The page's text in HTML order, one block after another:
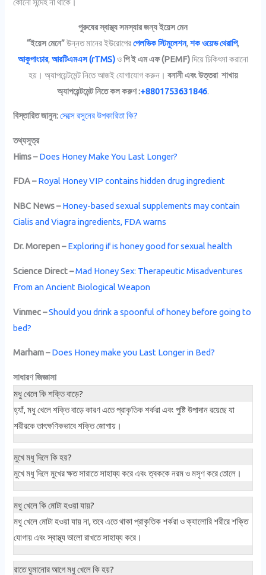
কোনো সন্দেহ না থাকে।
পুরুষের স্বাস্থ্য সমস্যার জন্য ইয়েস মেন
“ইয়েস মেনে”উন্নত মানের ইউরোপেরপেলভিক স্টিমুলেশন, শক ওয়েভ থেরাপি,
আকুপাংচার, আরটিএমএস (rTMS)ওপি ই এম এফ (PEMF)দিয়ে চিকিৎসা করানো
হয়। অ্যাপয়েন্টমেন্ট নিতে আজই যোগাযোগ করুন। বনানী এবং উত্তরা শাখায়
অ্যাপয়েন্টমেন্ট নিতে কল করুণ :+8801753631846.
বিস্তারিত জানুন:সেক্সে রসুনের উপকারিতা কি?
তথ্যসূত্র
Hims – Does Honey Make You Last Longer?
FDA – Royal Honey VIP contains hidden drug ingredient
NBC News –Honey-based sexual supplements may contain
Cialis and Viagra ingredients, FDA warns
Dr. Morepen – Exploring if is honey good for sexual health
Science Direct –Mad Honey Sex: Therapeutic Misadventures
From an Ancient Biological Weapon
Vinmec –Should you drink a spoonful of honey before going to
bed?
Marham –Does Honey make you Last Longer in Bed?
সাধারণ জিজ্ঞাসা
মধু খেলে কি শক্তি বাড়ে?
হ্যাঁ, মধু খেলে শক্তি বাড়ে কারণ এতে প্রাকৃতিক শর্করা এবং পুষ্টি উপাদান রয়েছে যা
শরীরকে তাৎক্ষণিকভাবে শক্তি জোগায়।
মুখে মধু দিলে কি হয়?
মুখে মধু দিলে মুখের ক্ষত সারাতে সাহায্য করে এবং ত্বককে নরম ও মসৃণ করে তোলে।
মধু খেলে কি মোটা হওয়া যায়?
মধু খেলে মোটা হওয়া যায় না, তবে এতে থাকা প্রাকৃতিক শর্করা ও ক্যালোরি শরীরে শক্তি
যোগায় এবং স্বাস্থ্য ভালো রাখতে সাহায্য করে।
রাতে ঘুমানোর আগে মধু খেলে কি হয়?